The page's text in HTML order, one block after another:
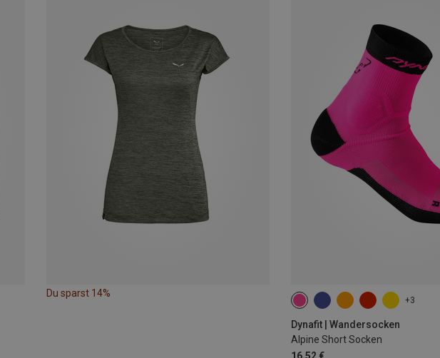
Du sparst 14%
+3
Dynafit | Wandersocken
Alpine Short Socken
35|36|37|38 39|40|41|42